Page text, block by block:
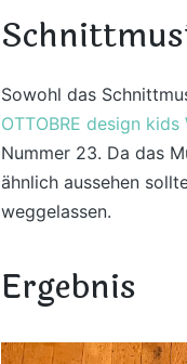
Sowohl das
OTTOBRE design
Nummer 23. Da das
ähnlich aussehen
weggelassen.
Ergebnis